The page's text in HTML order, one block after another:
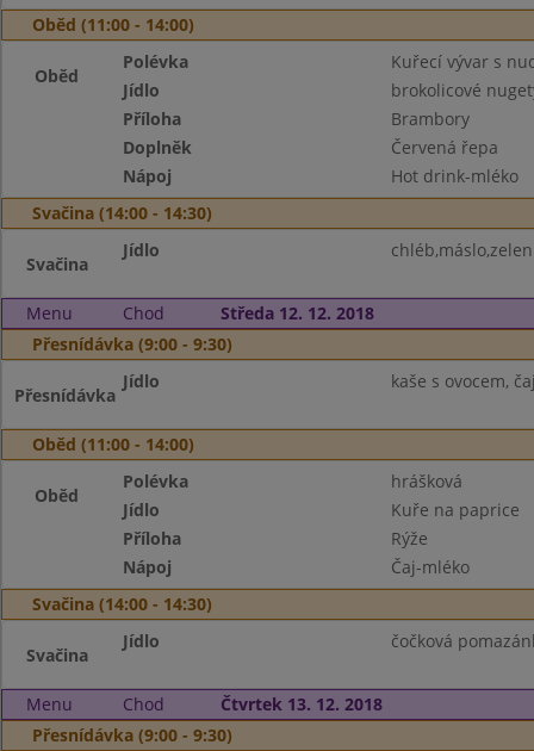
Oběd (11:00 - 14:00)
Oběd
Polévka
Kuřecí vývar s
Jídlo
brokolicové
Příloha
Brambory
Doplněk
Červená řepa
Nápoj
Hot drink-mléko
Svačina (14:00 - 14:30)
Svačina
Jídlo
Menu Chod
Středa 12. 12. 2018
Přesnídávka (9:00 - 9:30)
Přesnídávka
Jídlo kaše s ovocem,
Oběd (11:00 - 14:00)
Oběd
Polévka
hrášková
Jídlo
Kuře na paprice
Příloha
Rýže
Nápoj
Čaj-mléko
Svačina (14:00 - 14:30)
Svačina
Jídlo čočková
Menu Chod
Čtvrtek 13. 12. 2018
Přesnídávka (9:00 - 9:30)